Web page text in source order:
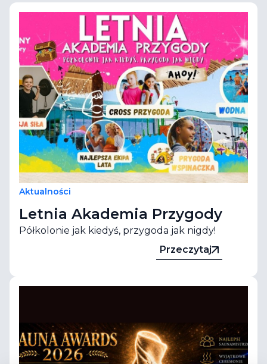
Aktualności
Letnia Akademia Przygody
Półkolonie jak kiedyś, przygoda jak nigdy!
Przeczytaj